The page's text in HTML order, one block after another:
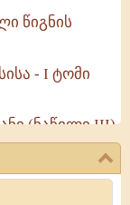
წიგნის
- I ტომი
(ნაწილი III)